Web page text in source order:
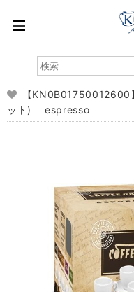
【KN0B01750012600
ット) espresso